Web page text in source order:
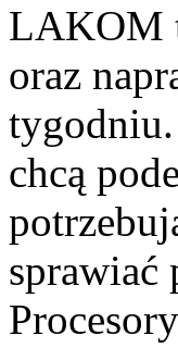
LAKOM
oraz
tygodniu.
chcą
sprawiać